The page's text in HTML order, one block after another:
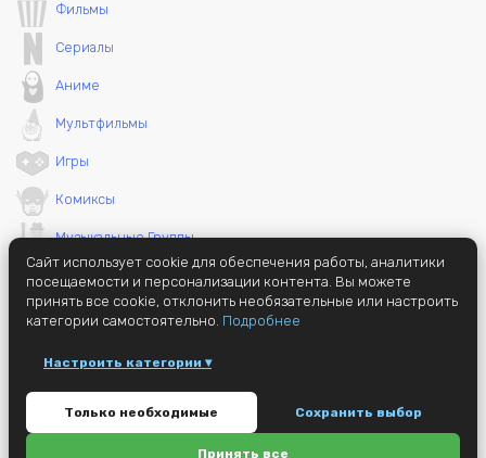
Фильмы
Сериалы
Аниме
Мультфильмы
Игры
Комиксы
Музыкальные Группы
Необычные вещи
© 2014 - 2026 GameMerch (ранее jc72)
Этот сайт защищен reCAPTCHA и Google
Privacy Policy иTerms of
Serviceapply.Политика конфиденциальности
Сайт использует cookie для обеспечения работы, аналитики
посещаемости и персонализации контента. Вы можете
принять все cookie, отклонить необязательные или настроить
категории самостоятельно. Подробнее
Настроить категории ▾
Только необходимые Сохранить выбор
Принять все